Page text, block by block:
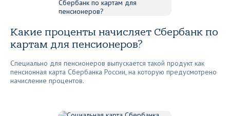
Какие проценты начисляет Сбербанк по
картам для пенсионеров?
Специально для пенсионеров выпускается такой продукт как
пенсионная карта Сбербанка России, на которую предусмотрено
начисление процентов.